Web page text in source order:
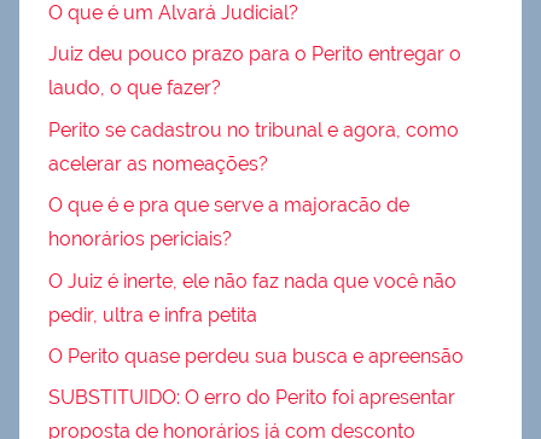
O que é um Alvará Judicial?
Juiz deu pouco prazo para o Perito entregar o
laudo, o que fazer?
Perito se cadastrou no tribunal e agora, como
acelerar as nomeações?
O que é e pra que serve a majoracão de
honorários periciais?
O Juiz é inerte, ele não faz nada que você não
pedir, ultra e infra petita
O Perito quase perdeu sua busca e apreensão
SUBSTITUIDO: O erro do Perito foi apresentar
proposta de honorários já com desconto